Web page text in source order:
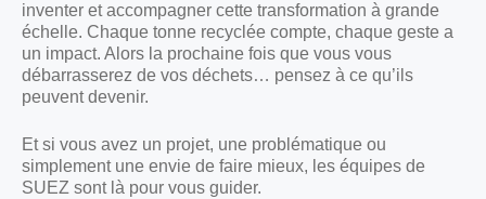
inventer et accompagner cette transformation à grande
échelle. Chaque tonne recyclée compte, chaque geste a
un impact. Alors la prochaine fois que vous vous
débarrasserez de vos déchets… pensez à ce qu’ils
peuvent devenir.
Et si vous avez un projet, une problématique ou
simplement une envie de faire mieux, les équipes de
SUEZ sont là pour vous guider.